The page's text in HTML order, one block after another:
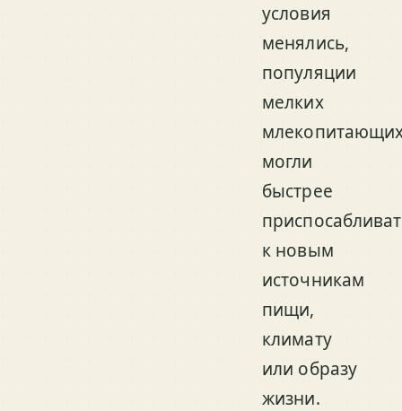
условия
менялись,
популяции
мелких
могли
быстрее
к новым
источникам
пищи,
климату
или образу
жизни.